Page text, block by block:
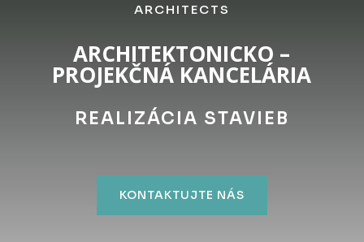
ARCHITECTS
ARCHITEKTONICKO –
PROJEKČNÁ KANCELÁRIA
REALIZÁCIA STAVIEB
KONTAKTUJTE NÁS